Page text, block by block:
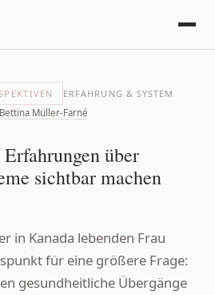
ERFAHRUNG & SYSTEM
Bettina Müller-Farné
über
sichtbar machen
in Kanada lebenden Frau
für eine größere Frage:
gesundheitliche Übergänge